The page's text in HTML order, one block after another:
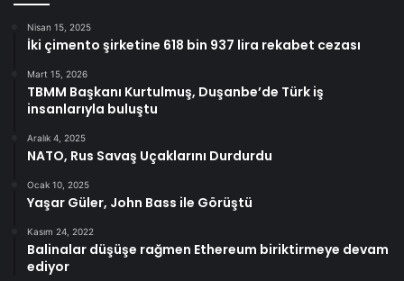
Nisan 15, 2025
İki çimento şirketine 618 bin 937 lira rekabet cezası
Mart 15, 2026
TBMM Başkanı Kurtulmuş, Duşanbe’de Türk iş
insanlarıyla buluştu
Aralık 4, 2025
NATO, Rus Savaş Uçaklarını Durdurdu
Ocak 10, 2025
Yaşar Güler, John Bass ile Görüştü
Kasım 24, 2022
Balinalar düşüşe rağmen Ethereum biriktirmeye devam
ediyor